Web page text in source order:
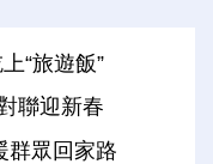
“旅遊飯”
聯迎新春
群眾回家路